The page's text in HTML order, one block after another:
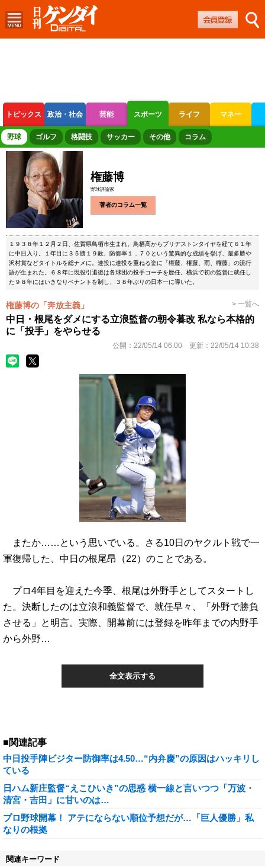
トピックス 政治・社会 芸能 スポーツ ライフ マネー
ボートレース 競輪 オートレース
野球 ゴルフ 格闘技 サッカー その他 コラム
権藤博
野球評論家
著者のコラム一覧
１９３８年１２月２日、佐賀県鳥栖市生まれ。鳥栖高からブリヂストンタイヤを経て６１年
に中日入り。１年目に３５勝１９敗、防御率１．７０という驚異的な成績を挙げ、最多勝や
沢村賞などタイトルを総ナメに。連投に連投を重ねる姿に「権藤、権藤、雨、権藤」の流行
語が生まれた。６８年に現役引退後は各球団の投手コーチを歴任。横浜で初の監督に就任し
た９８年にはいきなりペナントを制し、３８年ぶりの日本一に導いた。
権藤博の「奔放主義」 > 一覧へ
中日・根尾をダメにする立浪監督の朝令暮改 私なら本格的
に「投手」をやらせる
公開： 22/05/14 06:00 更新： 22/05/14 10:38
またか……という思いでいる。さる10日のヤクルト戦で一
軍復帰した、中日の根尾昂（22）のことである。
プロ4年目を迎えた今季、根尾は外野手としてスタートし
た。決断したのは立浪和義監督で、就任早々、「外野で勝負
させる」と明言。実際、開幕前には登録を昨年までの内野手
から外野…
全文表示する
■関連記事
中日投手陣ビジター防御率は4.50…“内弁慶”の原因はハッキリし
ている
日ハム新庄監督“えこひいき”の思惑 横一線と言いつつ「万波・
清宮・吉田」に甘いのは…
プロ野球開幕！ アテにならない順位予想だが…「巨人優勝」私
なりの根拠
関連キーワード